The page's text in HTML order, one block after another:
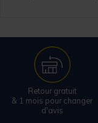
Retour gratuit
& 1 mois pour changer
d'avis